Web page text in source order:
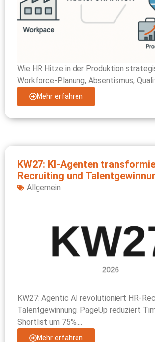
Wie HR Hitze in der Produktion
Workforce-Planung, Absentismus,
Mehr erfahren
KW27: KI-Agenten
Recruiting und
Allgemein
KW27: Agentic AI revolutioniert HR-
Talentgewinnung. PageUp reduziert
Shortlist um 75%,...
Mehr erfahren